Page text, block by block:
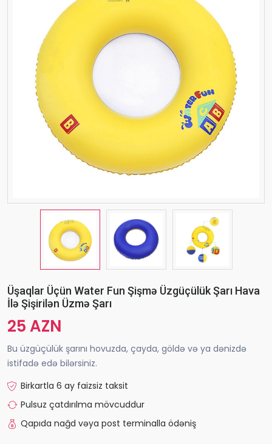
Üşaqlar Üçün Water Fun Şişmə Üzgüçülük Şarı Hava
İlə Şişirilən Üzmə Şarı
25 AZN
Bu üzgüçülük şarını hovuzda, çayda, göldə və ya dənizdə
istifadə edə bilərsiniz.
Birkartla 6 ay faizsiz taksit
Pulsuz çatdırılma mövcuddur
Qapıda nağd vəya post terminalla ödəniş